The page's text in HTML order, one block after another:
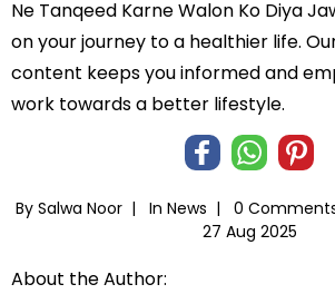
Ne Tanqeed Karne Walon Ko Diya
on your journey to a healthier life.
content keeps you informed and
work towards a better lifestyle.
By Salwa Noor | In News | 0
27 Aug 2025
About the Author: